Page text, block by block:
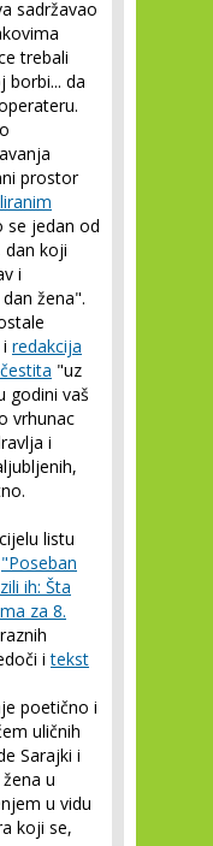
sadržavao
trebali
borbi... da
prostor
se jedan od
dan koji
i
žena".
redakcija
"uz
godini vaš
vrhunac
i
listu
"Poseban
ih: Šta
za 8.
itekst
poetično i
uličnih
Sarajki i
u
u vidu
koji se,